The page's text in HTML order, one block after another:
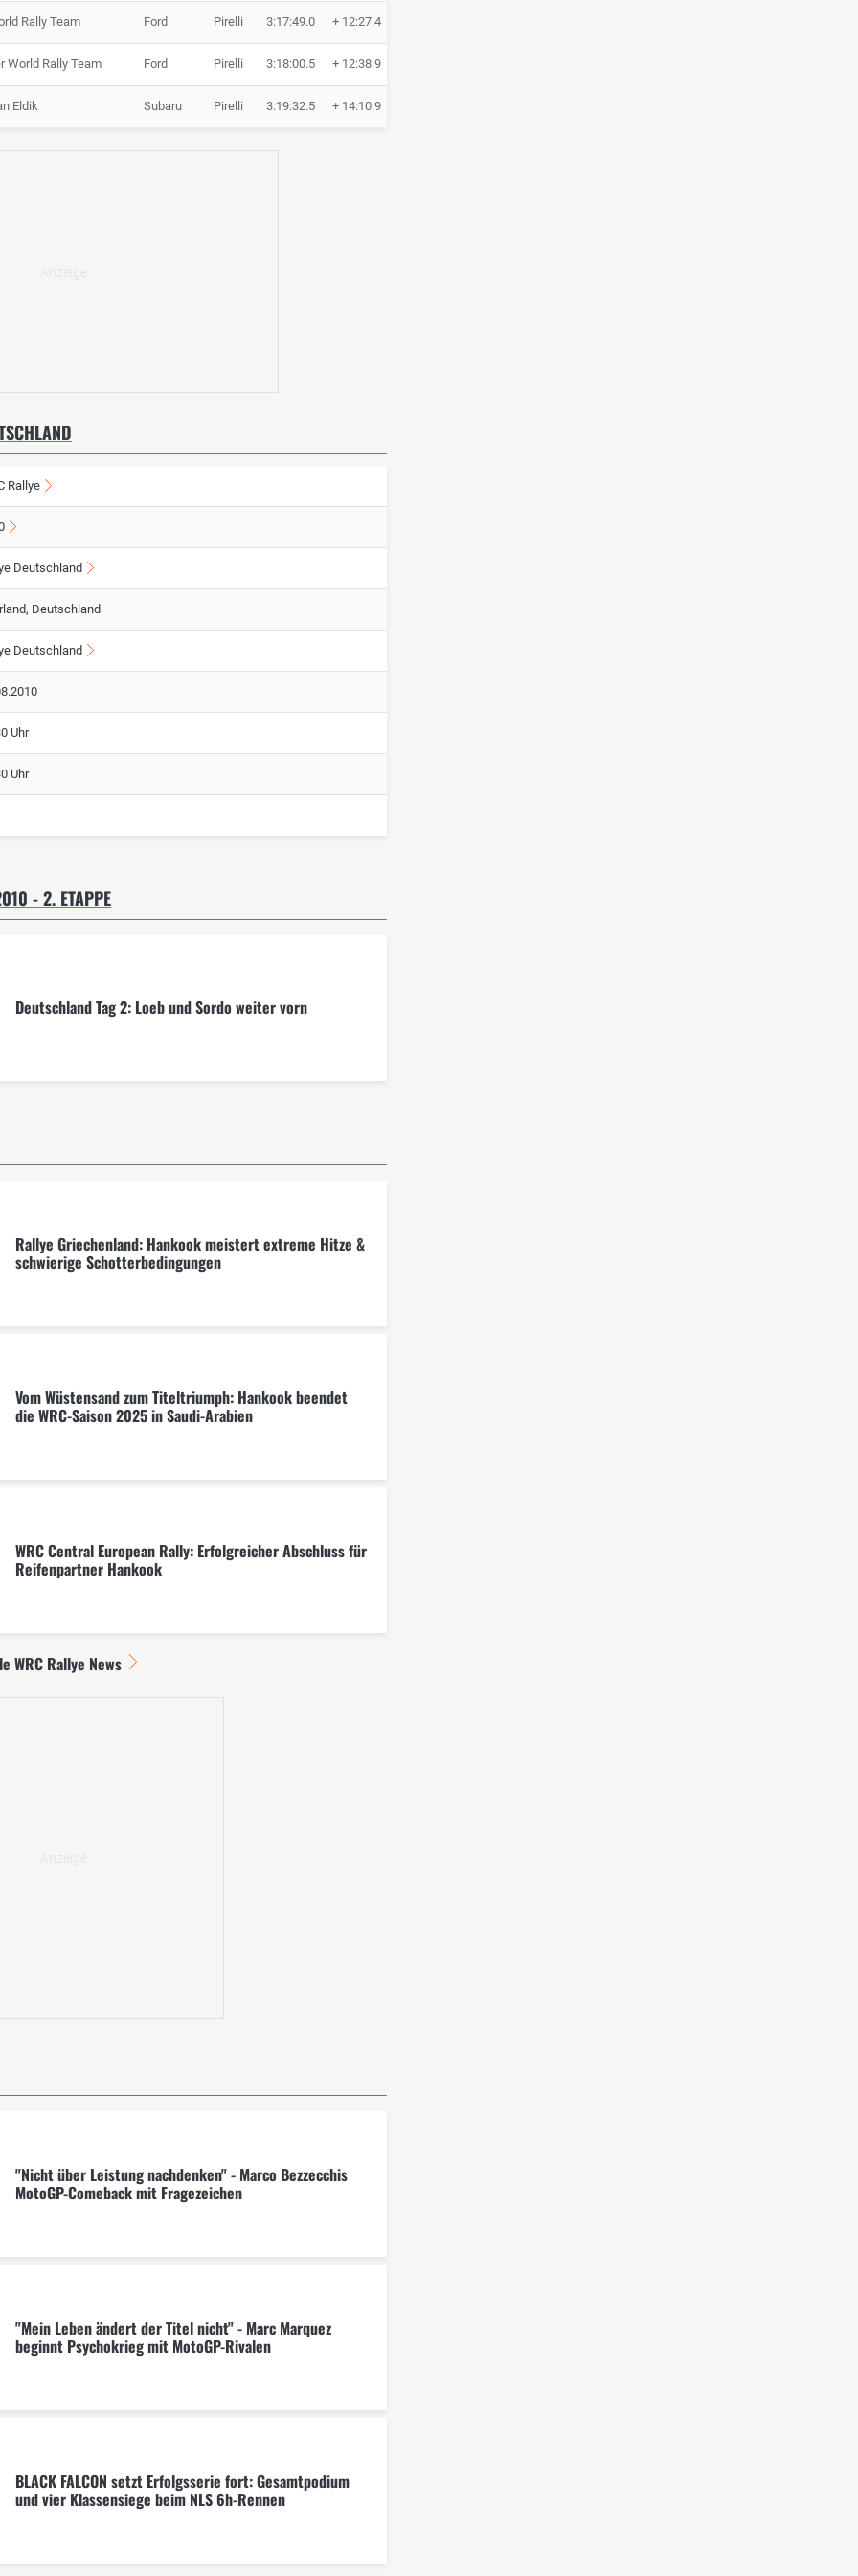
Rally Team Ford Pirelli 3:17:49.0 + 12:27.4
World Rally Team Ford Pirelli 3:18:00.5 + 12:38.9
Eldik Subaru Pirelli 3:19:32.5 + 14:10.9
Rallye
Deutschland
Deutschland
Deutschland
Uhr
Uhr
- 2. ETAPPE
Deutschland Tag 2: Loeb und Sordo weiter vorn
Rallye Griechenland: Hankook meistert extreme Hitze &
schwierige Schotterbedingungen
Vom Wüstensand zum Titeltriumph: Hankook beendet
die WRC-Saison 2025 in Saudi-Arabien
WRC Central European Rally: Erfolgreicher Abschluss für
Reifenpartner Hankook
WRC Rallye News
"Nicht über Leistung nachdenken" - Marco Bezzecchis
MotoGP-Comeback mit Fragezeichen
"Mein Leben ändert der Titel nicht" - Marc Marquez
beginnt Psychokrieg mit MotoGP-Rivalen
BLACK FALCON setzt Erfolgsserie fort: Gesamtpodium
und vier Klassensiege beim NLS 6h-Rennen